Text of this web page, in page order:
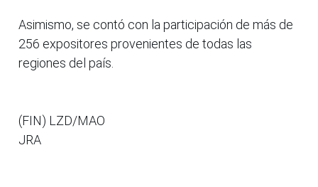
Asimismo, se contó con la participación de más de
256 expositores provenientes de todas las
regiones del país.
(FIN) LZD/MAO
JRA